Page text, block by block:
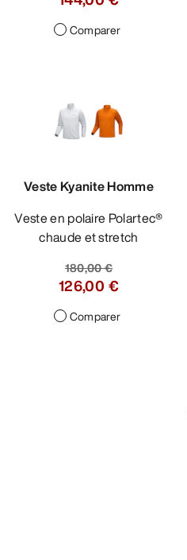
Comparer
Veste Kyanite Homme
Veste en polaire Polartec®
chaude et stretch
180,00 €
126,00 €
Comparer